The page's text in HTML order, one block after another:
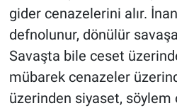
gider cenazelerini alır.
defnolunur, dönülür
Savaşta bile ceset
mübarek cenazeler
üzerinden siyaset,